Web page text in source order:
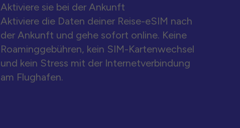
Aktiviere sie bei der Ankunft
Aktiviere die Daten deiner Reise-eSIM nach
der Ankunft und gehe sofort online. Keine
Roaminggebühren, kein SIM-Kartenwechsel
und kein Stress mit der Internetverbindung
am Flughafen.